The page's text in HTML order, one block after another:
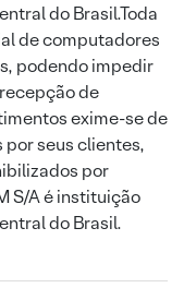
do Brasil.Toda
de computadores
podendo impedir
de
exime-se de
seus clientes,
por
S/A é instituição
do Brasil.